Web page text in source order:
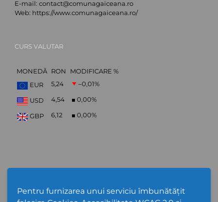
Pentru furnizarea unui serviciu îmbunătățit
E-mail: contact@comunagaiceana.ro
Web: https://www.comunagaiceana.ro/
CURS VALUTAR
MONEDĂ RON
MODIFICARE %
EUR
5,24 –0,01%
USD 4,54 0,00%
GBP 6,12 0,00%